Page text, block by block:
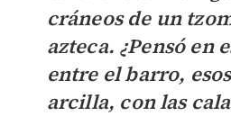
cráneos de un
azteca. ¿Pensó en
entre el barro,
arcilla, con las